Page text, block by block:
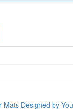
Mats Designed by You